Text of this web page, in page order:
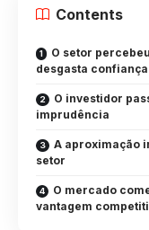
Contents
O setor
desgasta confiança
O investidor
imprudência
A aproximação
setor
O mercado
vantagem